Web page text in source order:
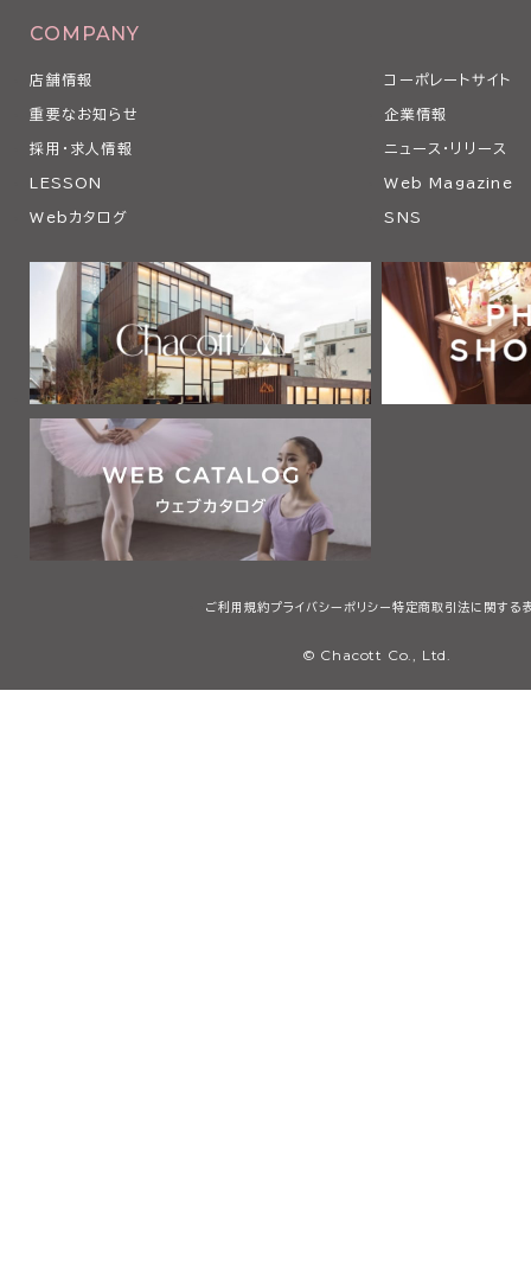
COMPANY
店舗情報 コーポレートサイト
重要なお知らせ 企業情報
採用・求人情報 ニュース・リリース
LESSON Web Magazine
Webカタログ SNS
ご利用規約プライバシーポリシー 特定商取引法に関する
© Chacott Co., Ltd.